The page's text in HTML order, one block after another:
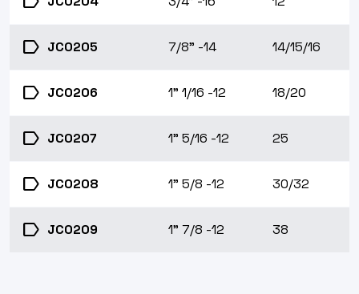
label JC0205 7/8" -14 14/15/16
label JC0206 1" 1/16 -12 18/20
label JC0207 1" 5/16 -12 25
label JC0208 1" 5/8 -12 30/32
label JC0209 1" 7/8 -12 38